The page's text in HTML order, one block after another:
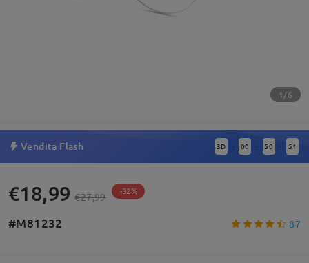
1/6
Vendita Flash 3D : 00 : 50 : 50
€18,99 €27,99 -32%
#M81232 87